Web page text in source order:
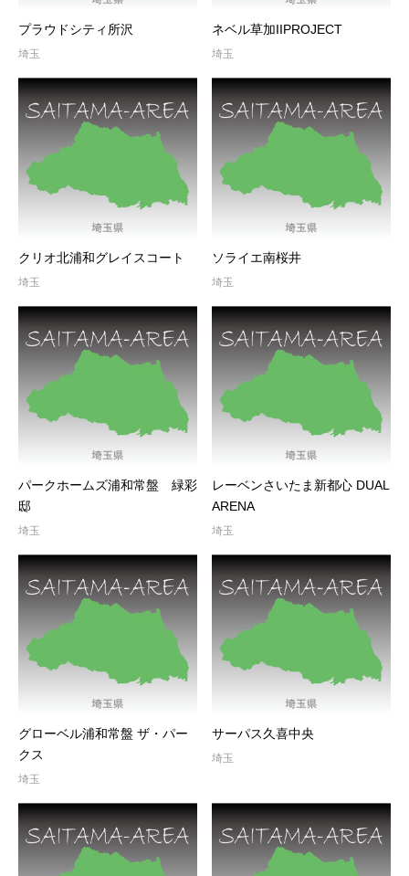
プラウドシティ所沢
埼玉
ネベル草加IIPROJECT
埼玉
クリオ北浦和グレイスコート
埼玉
ソライエ南桜井
埼玉
パークホームズ浦和常盤 緑彩
邸
埼玉
レーベンさいたま新都心 DUAL
ARENA
埼玉
グローベル浦和常盤 ザ・パー
クス
埼玉
サーパス久喜中央
埼玉